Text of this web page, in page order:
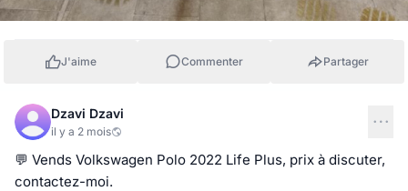
J'aime Commenter Partager
Dzavi Dzavi
il y a 2 mois
💬 Vends Volkswagen Polo 2022 Life Plus, prix à discuter,
contactez-moi.